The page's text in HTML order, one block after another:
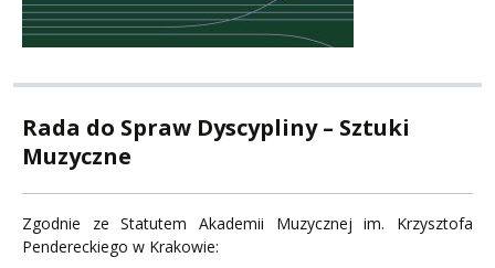
Rada do Spraw Dyscypliny – Sztuki
Muzyczne
Zgodnie ze Statutem Akademii Muzycznej im. Krzysztofa
Pendereckiego w Krakowie: